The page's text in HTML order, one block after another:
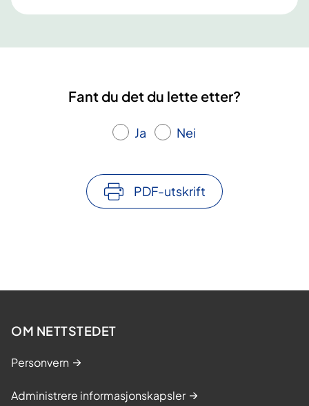
Fant du det du lette etter?
Ja Nei
PDF-utskrift
OM NETTSTEDET
Personvern
Administrere informasjonskapsler